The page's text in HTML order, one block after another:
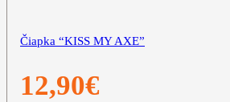
Čiapka “KISS MY AXE”
12,90€